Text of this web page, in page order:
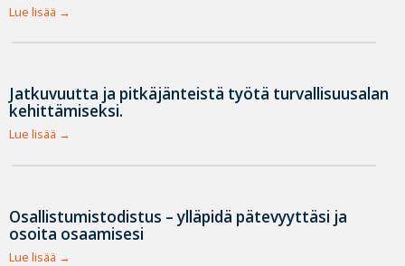
Lue lisää
Jatkuvuutta ja pitkäjänteistä työtä turvallisuusalan
kehittämiseksi.
Lue lisää
Osallistumistodistus – ylläpidä pätevyyttäsi ja
osoita osaamisesi
Lue lisää